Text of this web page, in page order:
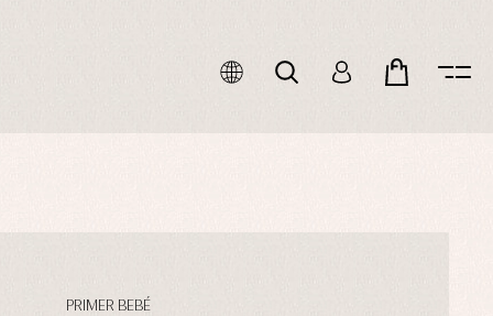
PRIMER BEBÉ